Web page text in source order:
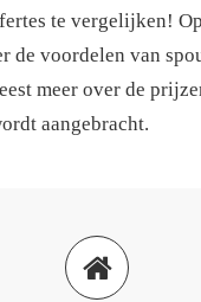
te vergelijken!
de voordelen van
meer over de
aangebracht.